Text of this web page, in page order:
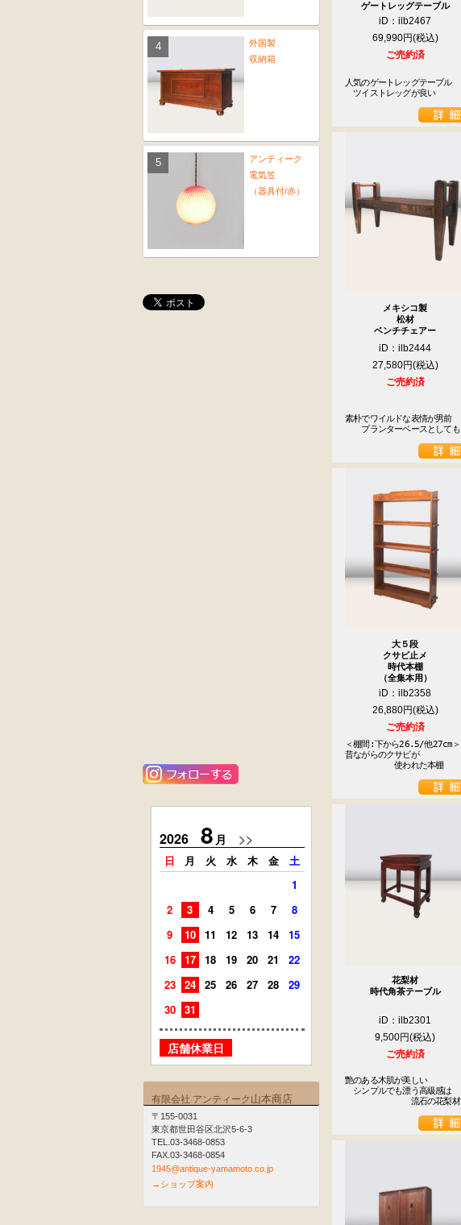
ゲートレッグテーブル
iD：ilb2467
69,990円
ご売約済
人気のゲートレッグテーブル
ツイストレッグが良い
メキシコ製
松材
ベンチチェアー
iD：ilb2444
27,580円
ご売約済
素朴でワイルドな表情が男前
プランターベースとしても
大５段
クサビ止メ
時代本棚
（全集本用）
iD：ilb2358
26,880円
ご売約済
＜棚間:下から26.5/他27cm＞
昔ながらのクサビが
使われた本棚
花梨材
時代角茶テーブル
iD：ilb2301
9,500円
ご売約済
艶のある木肌が美しい
シンプルでも漂う高級感は
流石の花梨材
外国製
収納箱
アンティーク
電気笠
（器具付/赤）
2026 8 月 >>
日 月 火 水 木 金
土
1
2
3 4 5 6 7
8
9
10 11 12 13 14
15
16
17 18 19 20 21
22
23
24 25 26 27 28
29
30
31
店舗休業日
水 木 金
1
2 3 4
5
10
29 30
店舗休業日
有限会社 アンティーク 山本商店
〒155-0031
東京都世田谷区北沢5-6-3
TEL.03-3468-0853
FAX.03-3468-0854
1945@antique-yamamoto.co.jp
→ショップ案内